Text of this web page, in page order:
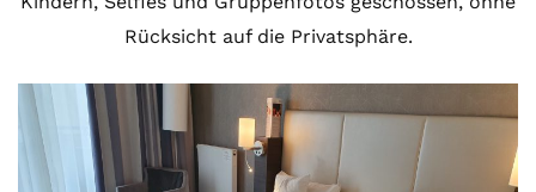
Rücksicht auf die Privatsphäre.